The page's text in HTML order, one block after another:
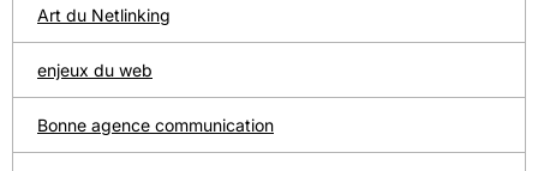
Art du Netlinking
enjeux du web
Bonne agence communication